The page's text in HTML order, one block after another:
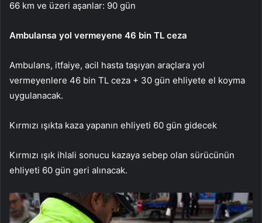
66 km ve üzeri aşanlar: 90 gün
Ambulansa yol vermeyene 46 bin TL ceza
Ambulans, itfaiye, acil hasta taşıyan araçlara yol
vermeyenlere 46 bin TL ceza + 30 gün ehliyete el koyma
uygulanacak.
Kırmızı ışıkta kaza yapanın ehliyeti 60 gün gidecek
Kırmızı ışık ihlali sonucu kazaya sebep olan sürücünün
ehliyeti 60 gün geri alınacak.